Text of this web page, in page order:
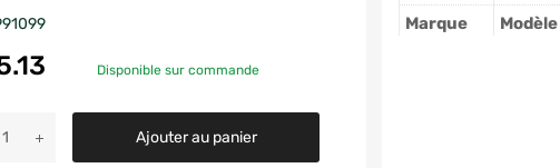
Disponible sur commande
Ajouter au panier
Marque Modèle